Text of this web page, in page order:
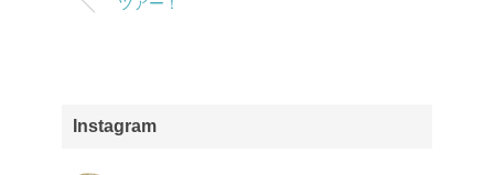
ツアー！
Instagram